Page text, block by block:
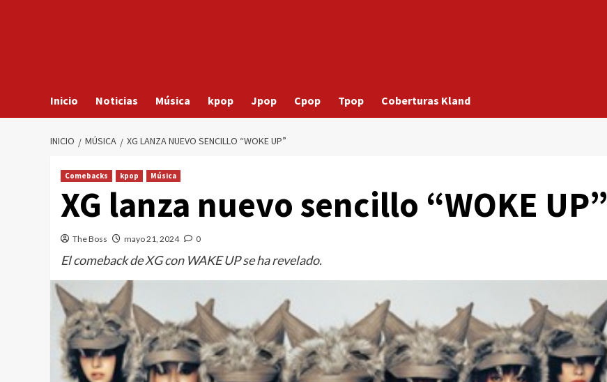
Inicio Noticias Música kpop Jpop Cpop Tpop Coberturas Kland
INICIO MÚSICA XG LANZA NUEVO SENCILLO “WOKE UP”
Comebacks kpop Música
XG lanza nuevo sencillo “WOKE UP”
The Boss mayo 21, 2024 0
El comeback de XG con WAKE UP se ha revelado.